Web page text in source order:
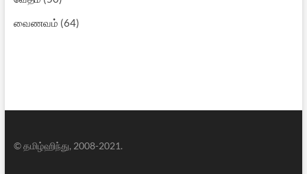
வைணவம் (64)
© தமிழ்ஹிந்து, 2008-2021.